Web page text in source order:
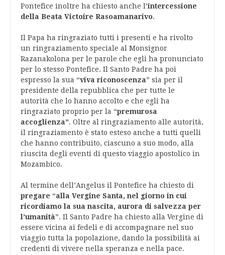
Pontefice inoltre ha chiesto anche l’intercessione
della Beata Victoire Rasoamanarivo.
Il Papa ha ringraziato tutti i presenti e ha rivolto
un ringraziamento speciale al Monsignor
Razanakolona per le parole che egli ha pronunciato
per lo stesso Pontefice. Il Santo Padre ha poi
espresso la sua “viva riconoscenza” sia per il
presidente della repubblica che per tutte le
autorità che lo hanno accolto e che egli ha
ringraziato proprio per la “premurosa
accoglienza”. Oltre al ringraziamento alle autorità,
il ringraziamento è stato esteso anche a tutti quelli
che hanno contribuito, ciascuno a suo modo, alla
riuscita degli eventi di questo viaggio apostolico in
Mozambico.
Al termine dell’Angelus il Pontefice ha chiesto di
pregare “alla Vergine Santa, nel giorno in cui
ricordiamo la sua nascita, aurora di salvezza per
l’umanità”. Il Santo Padre ha chiesto alla Vergine di
essere vicina ai fedeli e di accompagnare nel suo
viaggio tutta la popolazione, dando la possibilità ai
credenti di vivere nella speranza e nella pace.